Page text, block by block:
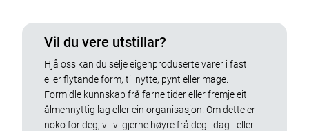
Vil du vere utstillar?
Hjå oss kan du selje eigenproduserte varer i fast
eller flytande form, til nytte, pynt eller mage.
Formidle kunnskap frå farne tider eller fremje eit
ålmennyttig lag eller ein organisasjon. Om dette er
noko for deg, vil vi gjerne høyre frå deg i dag - eller